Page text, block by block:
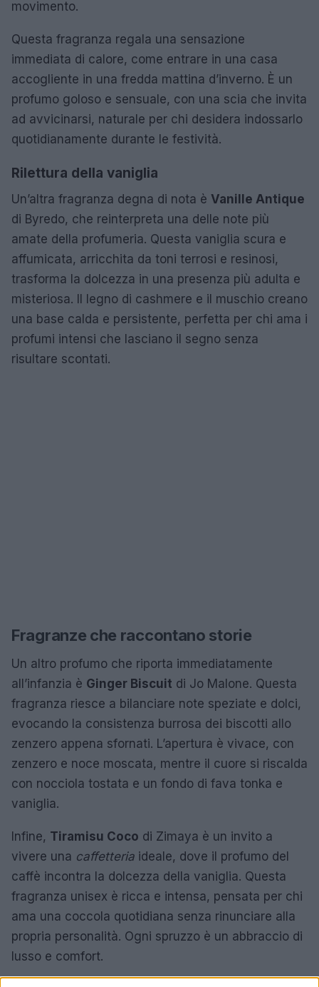
movimento.
Questa fragranza regala una sensazione
immediata di calore, come entrare in una casa
accogliente in una fredda mattina d’inverno. È un
profumo goloso e sensuale, con una scia che invita
ad avvicinarsi, naturale per chi desidera indossarlo
quotidianamente durante le festività.
Rilettura della vaniglia
Un’altra fragranza degna di nota è Vanille Antique
di Byredo, che reinterpreta una delle note più
amate della profumeria. Questa vaniglia scura e
affumicata, arricchita da toni terrosi e resinosi,
trasforma la dolcezza in una presenza più adulta e
misteriosa. Il legno di cashmere e il muschio creano
una base calda e persistente, perfetta per chi ama i
profumi intensi che lasciano il segno senza
risultare scontati.
Fragranze che raccontano storie
Un altro profumo che riporta immediatamente
all’infanzia è Ginger Biscuit di Jo Malone. Questa
fragranza riesce a bilanciare note speziate e dolci,
evocando la consistenza burrosa dei biscotti allo
zenzero appena sfornati. L’apertura è vivace, con
zenzero e noce moscata, mentre il cuore si riscalda
con nocciola tostata e un fondo di fava tonka e
vaniglia.
Infine, Tiramisu Coco di Zimaya è un invito a
vivere una caffetteria ideale, dove il profumo del
caffè incontra la dolcezza della vaniglia. Questa
fragranza unisex è ricca e intensa, pensata per chi
ama una coccola quotidiana senza rinunciare alla
propria personalità. Ogni spruzzo è un abbraccio di
lusso e comfort.